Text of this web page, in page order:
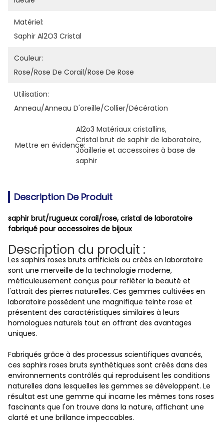
Matériel:
Saphir Al2O3 Cristal
Couleur:
Rose/rose De Corail/rose De Rose
Utilisation:
Anneau/anneau D'oreille/collier/décération
Mettre en évidence:
Al2o3 Matériaux cristallins,
Cristal brut de saphir de laboratoire,
Joaillerie et accessoires à base de
saphir
Description De Produit
saphir brut/rugueux corail/rose, cristal de laboratoire
fabriqué pour accessoires de bijoux
Description du produit :
Les saphirs roses bruts artificiels ou créés en laboratoire
sont une merveille de la technologie moderne,
méticuleusement conçus pour refléter la beauté et
l'attrait des pierres naturelles. Ces gemmes cultivées en
laboratoire possèdent une magnifique teinte rose et
présentent des caractéristiques similaires à leurs
homologues naturels tout en offrant des avantages
uniques.
Fabriqués grâce à des processus scientifiques avancés,
ces saphirs roses bruts synthétiques sont créés dans des
environnements contrôlés qui reproduisent les conditions
naturelles dans lesquelles les gemmes se développent. Le
résultat est une gemme qui incarne les mêmes tons roses
fascinants que l'on trouve dans la nature, affichant une
clarté et une brillance impeccables.